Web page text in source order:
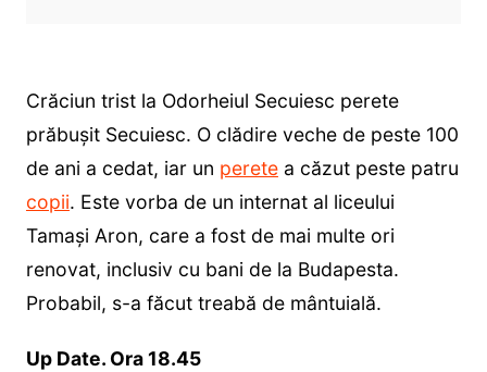
Crăciun trist la Odorheiul Secuiesc perete
prăbușit Secuiesc. O clădire veche de peste 100
de ani a cedat, iar un peretea căzut peste patru
copii. Este vorba de un internat al liceului
Tamași Aron, care a fost de mai multe ori
renovat, inclusiv cu bani de la Budapesta.
Probabil, s-a făcut treabă de mântuială.
Up Date. Ora 18.45